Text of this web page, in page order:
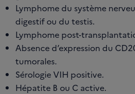
Lymphome du système
digestif ou du testis.
Lymphome post-
Absence d’expression du
tumorales.
Sérologie VIH positive.
Hépatite B ou C active.